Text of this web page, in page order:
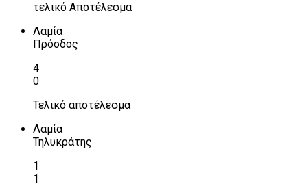
τελικό Αποτέλεσμα
Λαμία
Πρόοδος
4
0
Τελικό αποτέλεσμα
Λαμία
Τηλυκράτης
1
1